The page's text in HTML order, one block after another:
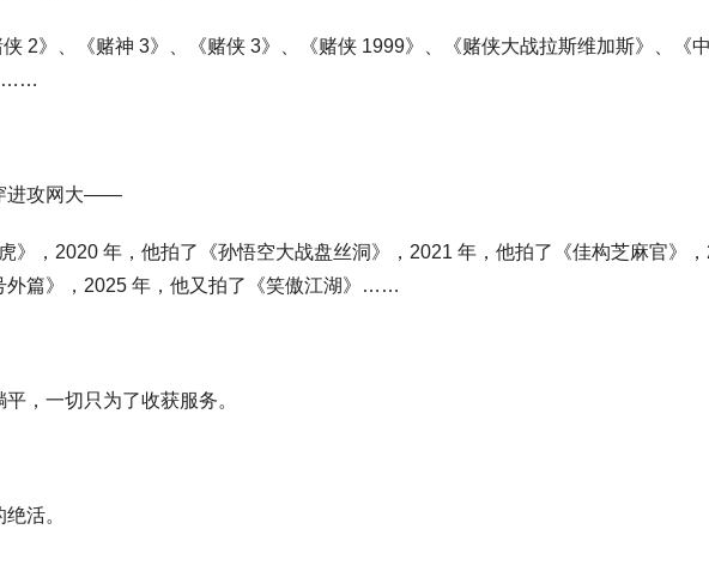
侠 2》、《赌神 3》、《赌侠 3》、《赌侠 1999》、《赌侠大战拉斯维加斯》、《
……
进攻网大——
》，2020 年，他拍了《孙悟空大战盘丝洞》，2021 年，他拍了《佳构芝麻官》
外篇》，2025 年，他又拍了《笑傲江湖》……
，一切只为了收获服务。
活。